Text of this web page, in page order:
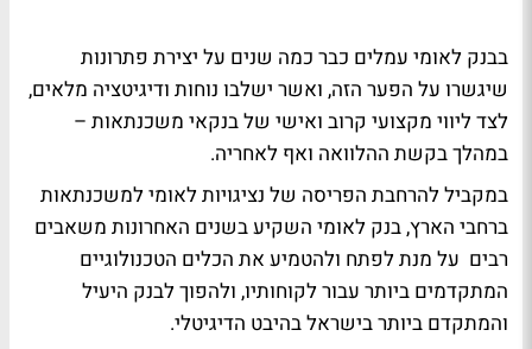
בבנק לאומי עמלים כבר כמה שנים על יצירת פתרונות
שיגשרו על הפער הזה, ואשר ישלבו נוחות ודיגיטציה מלאים,
לצד ליווי מקצועי קרוב ואישי של בנקאי משכנתאות –
במהלך בקשת ההלוואה ואף לאחריה.
במקביל להרחבת הפריסה של נציגויות לאומי למשכנתאות
ברחבי הארץ, בנק לאומי השקיע בשנים האחרונות משאבים
רבים על מנת לפתח ולהטמיע את הכלים הטכנולוגיים
המתקדמים ביותר עבור לקוחותיו, ולהפוך לבנק היעיל
והמתקדם ביותר בישראל בהיבט הדיגיטלי.